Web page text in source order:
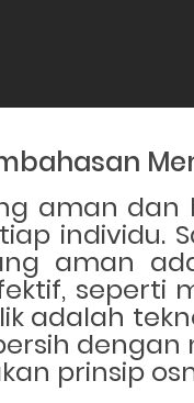
aman dan
individu.
aman
seperti
adalah
prinsip